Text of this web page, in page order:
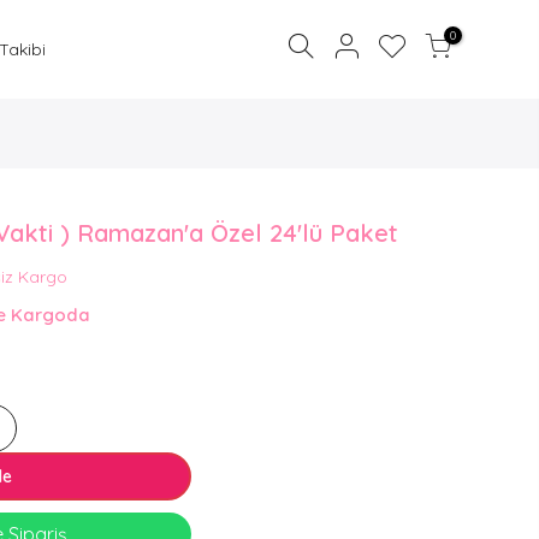
0
) Ramazan'a Özel 24'lü Paket
Kargo
Kargoda
Sipariş